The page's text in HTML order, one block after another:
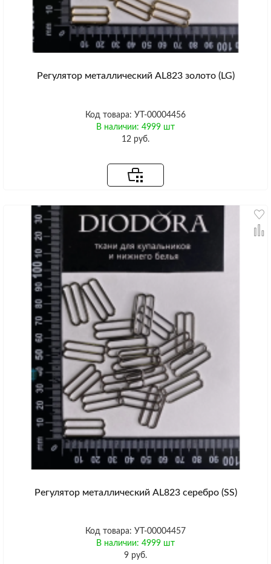
Регулятор металлический AL823 золото (LG)
Код товара: УТ-00004456
В наличии: 4999 шт
12 руб.
Регулятор металлический AL823 серебро (SS)
Код товара: УТ-00004457
В наличии: 4999 шт
9 руб.